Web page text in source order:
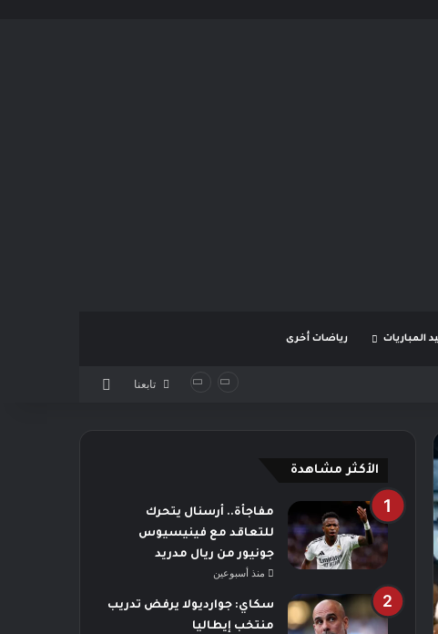
المباريات رياضات أخرى
تابعنا
الأكثر مشاهدة
مفاجأة.. أرسنال يتحرك
للتعاقد مع فينيسيوس
جونيور من ريال مدريد
منذ أسبوعين
سكاي: جوارديولا يرفض تدريب
منتخب إيطاليا